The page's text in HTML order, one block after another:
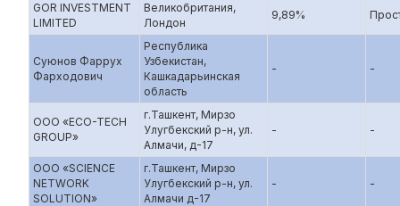
GOR INVESTMENT
LIMITED
Великобритания,
Лондон
9,89%
Суюнов Фаррух
Фарходович
Республика
Узбекистан,
Кашкадарьинская
область
- -
ООО «ECO-TECH
GROUP»
г.Ташкент, Мирзо
Улугбекский р-н, ул.
Алмачи, д-17
- -
ООО «SCIENCE
NETWORK
SOLUTION»
г.Ташкент, Мирзо
Улугбекский р-н, ул.
Алмачи д-17
- -